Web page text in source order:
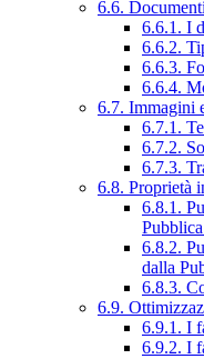
6.6. Documenti
6.6.1. I
6.6.2.
6.6.3.
6.6.4.
6.7. Immagini
6.7.1.
6.7.2.
6.7.3.
6.8. Proprietà
6.8.1.
6.8.2.
dalla
6.8.3.
6.9.
6.9.1. I
6.9.2. I